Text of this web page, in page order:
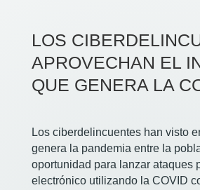
LOS
APROVECHAN EL
QUE GENERA LA
Los ciberdelincuentes han visto
genera la pandemia entre la
oportunidad para lanzar ataques
electrónico utilizando la COVID